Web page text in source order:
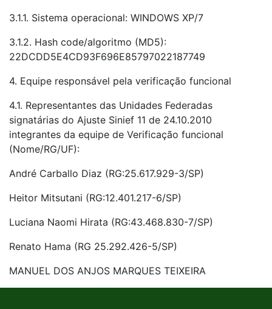
3.1.1. Sistema operacional: WINDOWS XP/7
3.1.2. Hash code/algoritmo (MD5):
22DCDD5E4CD93F696E85797022187749
4. Equipe responsável pela verificação funcional
4.1. Representantes das Unidades Federadas
signatárias do Ajuste Sinief 11 de 24.10.2010
integrantes da equipe de Verificação funcional
(Nome/RG/UF):
André Carballo Diaz (RG:25.617.929-3/SP)
Heitor Mitsutani (RG:12.401.217-6/SP)
Luciana Naomi Hirata (RG:43.468.830-7/SP)
Renato Hama (RG 25.292.426-5/SP)
MANUEL DOS ANJOS MARQUES TEIXEIRA